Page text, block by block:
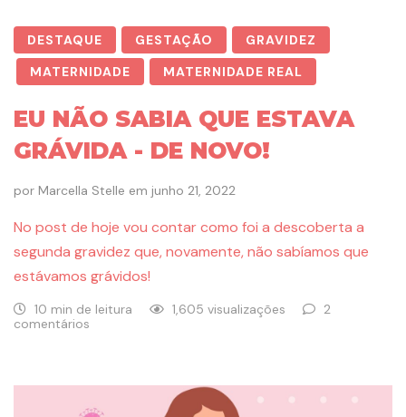
DESTAQUE GESTAÇÃO
GRAVIDEZ
MATERNIDADE
MATERNIDADE REAL
EU NÃO SABIA QUE ESTAVA
GRÁVIDA - DE NOVO!
por Marcella Stelle em junho 21, 2022
No post de hoje vou contar como foi a descoberta a
segunda gravidez que, novamente, não sabíamos que
estávamos grávidos!
10 min de leitura 1,605 visualizações
2
comentários